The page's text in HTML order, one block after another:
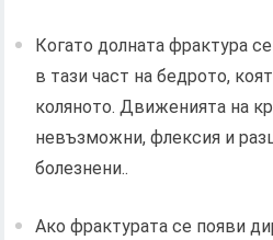
Когато долната фрактура
в тази част на бедрото,
коляното. Движенията на
невъзможни, флексия и
болезнени..
Ако фрактурата се появи